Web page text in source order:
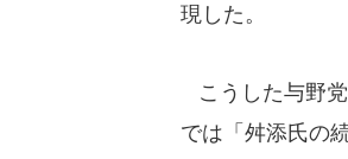
現した。
こうした与野
では「舛添氏の